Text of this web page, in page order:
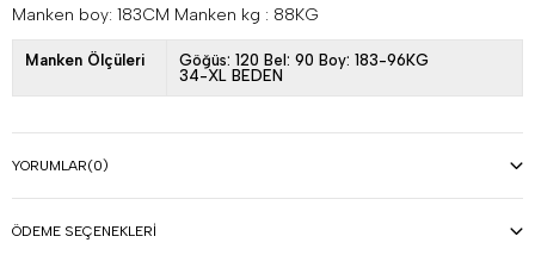
Manken boy: 183CM Manken kg : 88KG
Manken Ölçüleri
Göğüs: 120 Bel: 90 Boy: 183-96KG
34-XL BEDEN
YORUMLAR(0)
ÖDEME SEÇENEKLERI